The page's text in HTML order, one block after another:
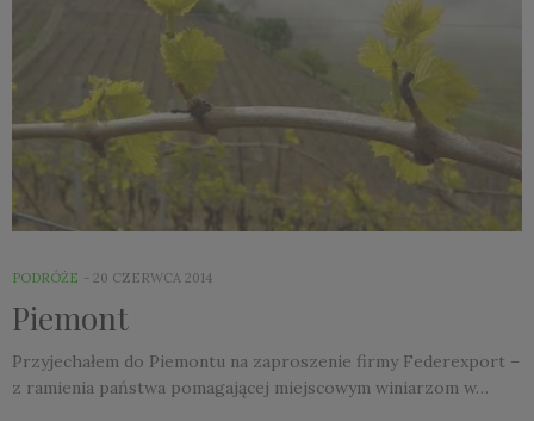
PODRÓŻE 20 CZERWCA 2014
Piemont
Przyjechałem do Piemontu na zaproszenie firmy Federexport –
z ramienia państwa pomagającej miejscowym winiarzom w…